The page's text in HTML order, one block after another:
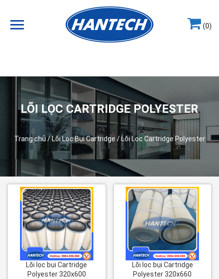
(0)
LÕI LỌC CARTRIDGE POLYESTER
Trang chủ/Lõi Lọc Bụi Cartridge/ Lõi Lọc Cartridge Polyester
Lõi lọc bụi Cartridge
Polyester 320x600
Lõi lọc bụi Cartridge
Polyester 320x660